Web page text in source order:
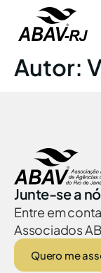
Autor:
Junte-se a
Entre em
Associados
Quero me